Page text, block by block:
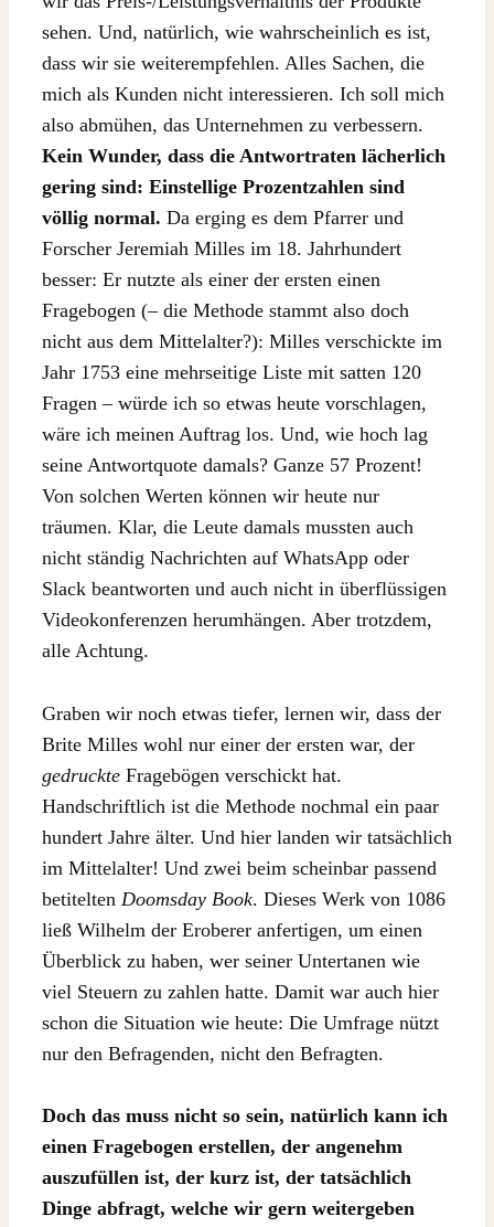
sehen. Und, natürlich, wie wahrscheinlich es ist,
dass wir sie weiterempfehlen. Alles Sachen, die
mich als Kunden nicht interessieren. Ich soll mich
also abmühen, das Unternehmen zu verbessern.
Kein Wunder, dass die Antwortraten lächerlich
gering sind: Einstellige Prozentzahlen sind
völlig normal. Da erging es dem Pfarrer und
Forscher Jeremiah Milles im 18. Jahrhundert
besser: Er nutzte als einer der ersten einen
Fragebogen (– die Methode stammt also doch
nicht aus dem Mittelalter?): Milles verschickte im
Jahr 1753 eine mehrseitige Liste mit satten 120
Fragen – würde ich so etwas heute vorschlagen,
wäre ich meinen Auftrag los. Und, wie hoch lag
seine Antwortquote damals? Ganze 57 Prozent!
Von solchen Werten können wir heute nur
träumen. Klar, die Leute damals mussten auch
nicht ständig Nachrichten auf WhatsApp oder
Slack beantworten und auch nicht in überflüssigen
Videokonferenzen herumhängen. Aber trotzdem,
alle Achtung.
Graben wir noch etwas tiefer, lernen wir, dass der
Brite Milles wohl nur einer der ersten war, der
gedruckte Fragebögen verschickt hat.
Handschriftlich ist die Methode nochmal ein paar
hundert Jahre älter. Und hier landen wir tatsächlich
im Mittelalter! Und zwei beim scheinbar passend
betitelten Doomsday Book. Dieses Werk von 1086
ließ Wilhelm der Eroberer anfertigen, um einen
Überblick zu haben, wer seiner Untertanen wie
viel Steuern zu zahlen hatte. Damit war auch hier
schon die Situation wie heute: Die Umfrage nützt
nur den Befragenden, nicht den Befragten.
Doch das muss nicht so sein, natürlich kann ich
einen Fragebogen erstellen, der angenehm
auszufüllen ist, der kurz ist, der tatsächlich
Dinge abfragt, welche wir gern weitergeben